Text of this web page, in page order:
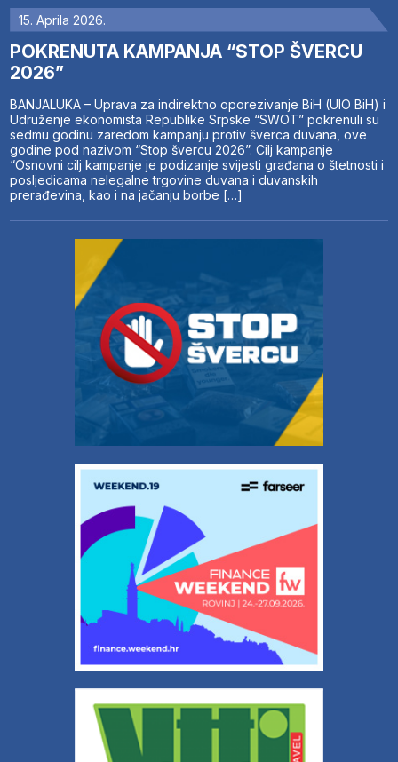
15. Aprila 2026.
POKRENUTA KAMPANJA “STOP ŠVERCU
2026”
BANJALUKA – Uprava za indirektno oporezivanje BiH (UIO BiH) i
Udruženje ekonomista Republike Srpske “SWOT” pokrenuli su
sedmu godinu zaredom kampanju protiv šverca duvana, ove
godine pod nazivom “Stop švercu 2026”. Cilj kampanje
“Osnovni cilj kampanje je podizanje svijesti građana o štetnosti i
posljedicama nelegalne trgovine duvana i duvanskih
prerađevina, kao i na jačanju borbe […]